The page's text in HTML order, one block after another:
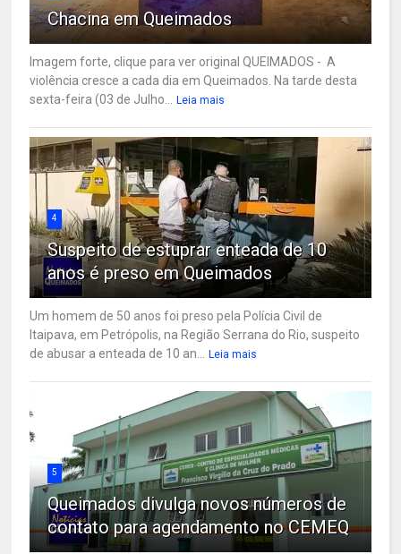
Chacina em Queimados
Imagem forte, clique para ver original QUEIMADOS - A
violência cresce a cada dia em Queimados. Na tarde desta
sexta-feira (03 de Julho...
Leia mais
4
Suspeito de estuprar enteada de 10
anos é preso em Queimados
Um homem de 50 anos foi preso pela Polícia Civil de
Itaipava, em Petrópolis, na Região Serrana do Rio, suspeito
de abusar a enteada de 10 an...
Leia mais
5
Queimados divulga novos números de
contato para agendamento no CEMEQ